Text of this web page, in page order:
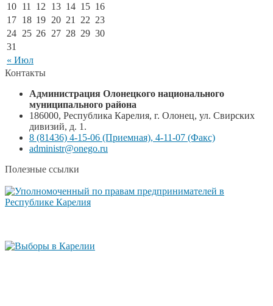
« Июл
10 11 12 13 14 15 16
17 18 19 20 21 22 23
24 25 26 27 28 29 30
31
Контакты
Администрация Олонецкого национального
муниципального района
186000, Республика Карелия, г. Олонец, ул. Свирских
дивизий, д. 1.
8 (81436) 4-15-06 (Приемная), 4-11-07 (Факс)
administr@onego.ru
Полезные ссылки